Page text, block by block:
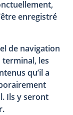
enregistré
de navigation
terminal, les
qu’il a
Ils y seront